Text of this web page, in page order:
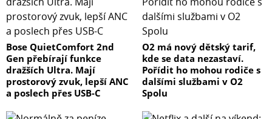
Bose QuietComfort 2nd
Gen přebírají funkce
dražších Ultra. Mají
prostorový zvuk, lepší ANC
a poslech přes USB-C
O2 má nový dětský tarif,
kde se data nezastaví.
Pořídit ho mohou rodiče s
dalšími službami v O2
Spolu